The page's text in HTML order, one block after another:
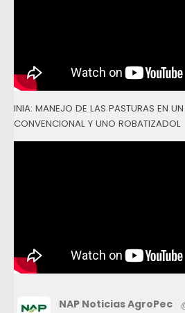
INIA: MANEJO DE LAS PASTURAS EN
CONVENCIONAL Y UNO ROBATIZADOL
NAP Noticias AgroPec